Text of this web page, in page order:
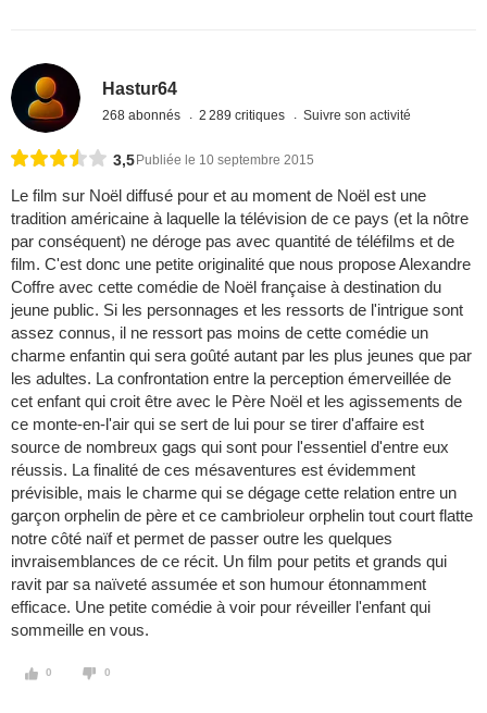
Hastur64
268 abonnés 2 289 critiques Suivre son activité
3,5 Publiée le 10 septembre 2015
Le film sur Noël diffusé pour et au moment de Noël est une
tradition américaine à laquelle la télévision de ce pays (et la nôtre
par conséquent) ne déroge pas avec quantité de téléfilms et de
film. C'est donc une petite originalité que nous propose Alexandre
Coffre avec cette comédie de Noël française à destination du
jeune public. Si les personnages et les ressorts de l'intrigue sont
assez connus, il ne ressort pas moins de cette comédie un
charme enfantin qui sera goûté autant par les plus jeunes que par
les adultes. La confrontation entre la perception émerveillée de
cet enfant qui croit être avec le Père Noël et les agissements de
ce monte-en-l'air qui se sert de lui pour se tirer d'affaire est
source de nombreux gags qui sont pour l'essentiel d'entre eux
réussis. La finalité de ces mésaventures est évidemment
prévisible, mais le charme qui se dégage cette relation entre un
garçon orphelin de père et ce cambrioleur orphelin tout court flatte
notre côté naïf et permet de passer outre les quelques
invraisemblances de ce récit. Un film pour petits et grands qui
ravit par sa naïveté assumée et son humour étonnamment
efficace. Une petite comédie à voir pour réveiller l'enfant qui
sommeille en vous.
0 0